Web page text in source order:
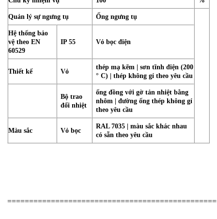
Quản lý sự ngưng tụ Ống ngưng tụ
Hệ thống bảo
vệ theo EN
60529
IP 55 Vỏ bọc điện
Thiết kế Vỏ
thép mạ kẽm | sơn tĩnh điện (200
° C) | thép không gỉ theo yêu cầu
Bộ trao
đổi nhiệt
ống đồng với gờ tản nhiệt bằng
nhôm | đường ống thép không gỉ
theo yêu cầu
Màu sắc Vỏ bọc
RAL 7035 | màu sắc khác nhau
có sẵn theo yêu cầu